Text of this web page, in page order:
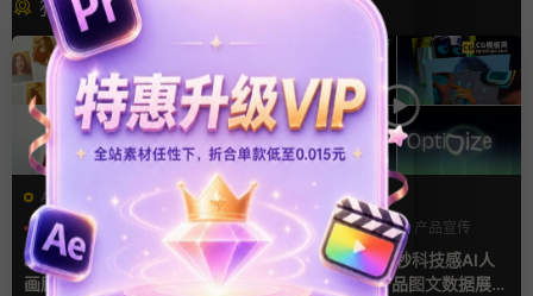
猜你喜欢
AE模板
LOGO动画
三维 幻灯片
ae相册模板 多场景照片墙堆叠
画廊幻灯片宣传视频
AE模板
AI
产品介绍 产品宣传
ae片头模板 36秒科技感AI人
工智能SaaS产品图文数据展示